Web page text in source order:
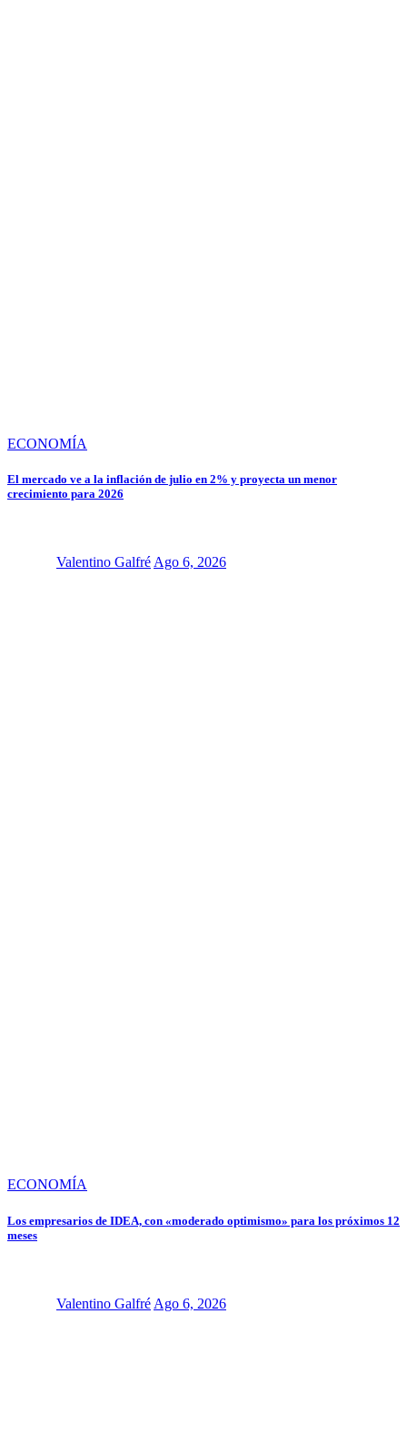
ECONOMÍA
El mercado ve a la inflación de julio en 2% y proyecta un menor
crecimiento para 2026
Valentino Galfré Ago 6, 2026
ECONOMÍA
Los empresarios de IDEA, con «moderado optimismo» para los próximos 12
meses
Valentino Galfré Ago 6, 2026